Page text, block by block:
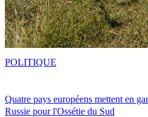
Quatre pays européens mettent en
Russie pour l'Ossétie du Sud
POLITIQUE